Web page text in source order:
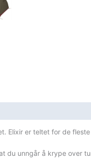
Elixir er teltet for de
du unngår å krype over